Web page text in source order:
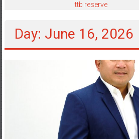
ttb reserve
Day: June 16, 2026